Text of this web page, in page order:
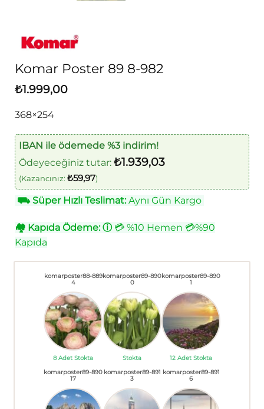
Komar Poster 89 8-982
₺1.999,00
368×254
IBAN ile ödemede %3 indirim!
Ödeyeceğiniz tutar: ₺1.939,03
(Kazancınız: ₺59,97)
⛟Süper Hızlı Teslimat:Aynı Gün Kargo
🏘 Kapıda Ödeme: ⓘ💳 %10 Hemen 💳%90
Kapıda
komarposter88-889
4
8 Adet Stokta
komarposter89-890
0
Stokta
komarposter89-890
1
12 Adet Stokta
komarposter89-890
17
komarposter89-891
3
komarposter89-891
6